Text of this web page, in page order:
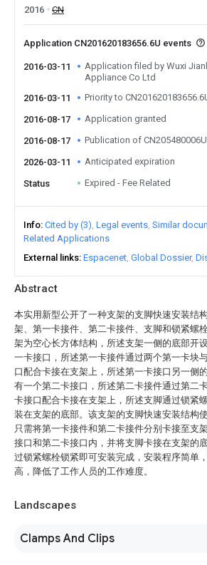
Abstract
本实用新型公开了一种支架的支脚快速安装结
架、第一卡接件、第二卡接件、支脚和锁紧螺
架为空心长方体结构，所述支架一侧的底部开
一卡接口，所述第一卡接件通过两个第一卡块
口配合卡接在支架上，所述第一卡接口另一侧
有一个第二卡接口，所述第二卡接件通过第二
卡接口配合卡接在支架上，所述支脚通过锁紧
装在支架的底部。该支架的支脚快速安装结构
只需将第一卡接件和第二卡接件分别卡接至支
接口和第二卡接口内，并将支脚卡接在支架的
过锁紧螺栓锁紧即可安装完成，安装程序简单
高，降低了工作人员的工作难度。
Landscapes
Clamps And Clips
2016
CN
Application CN201620183656.6U events
2016-03-11
Application filed by Wuxi
Appliance Co Ltd
2016-03-11
Priority to
2016-08-17 Application granted
2016-08-17 Publication of CN205480006U
2026-03-11 Anticipated expiration
Status Expired - Fee Related
Info Cited by (3) Legal events Similar
Related Applications
External links Espacenet Global Dossier